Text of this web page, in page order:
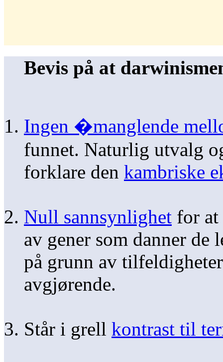
Bevis på at
Ingen �manglende
funnet. Naturlig utvalg
forklare den kambriske
Null sannsynlighet for
av gener som danner de
på grunn av
avgjørende.
Står i grell kontrast til